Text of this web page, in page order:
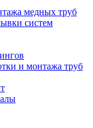
медных труб
систем
и монтажа труб